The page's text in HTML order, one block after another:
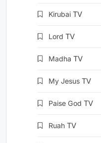
Kirubai TV
Lord TV
Madha TV
My Jesus TV
Paise God TV
Ruah TV